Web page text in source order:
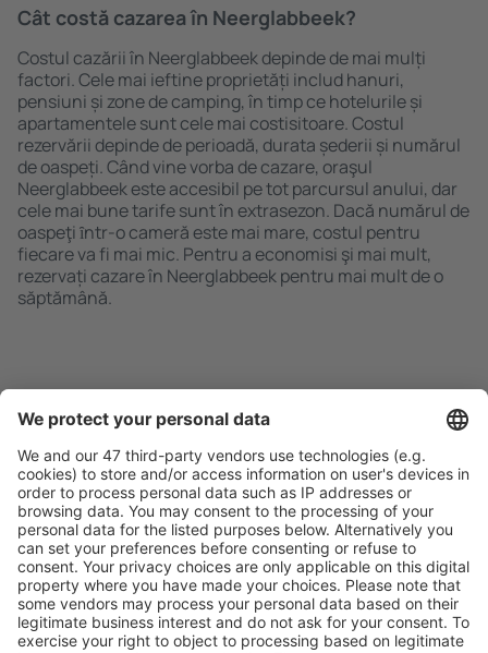
Cât costă cazarea în Neerglabbeek?
Costul cazării în Neerglabbeek depinde de mai mulți
factori. Cele mai ieftine proprietăți includ hanuri,
pensiuni și zone de camping, în timp ce hotelurile și
apartamentele sunt cele mai costisitoare. Costul
rezervării depinde de perioadă, durata șederii și numărul
de oaspeți. Când vine vorba de cazare, oraşul
Neerglabbeek este accesibil pe tot parcursul anului, dar
cele mai bune tarife sunt în extrasezon. Dacă numărul de
oaspeţi ȋntr-o cameră este mai mare, costul pentru
fiecare va fi mai mic. Pentru a economisi şi mai mult,
rezervați cazare în Neerglabbeek pentru mai mult de o
săptămână.
Caută rapid şi uşor
Ofertă adaptată aşteptărilor tale.
Planifică ȋn siguranţă
Rezervare fără griji cu opțiune gratuită de anulare.
Economiseşte mai mult
Prețuri atractive și oferte speciale pentru utilizatorii
conectați.